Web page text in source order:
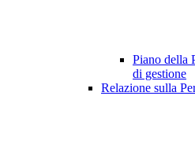
Piano della
di gestione
Relazione sulla